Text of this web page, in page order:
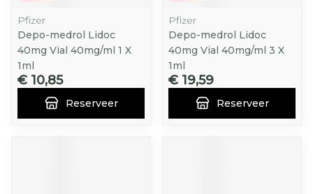
Pfizer
Depo-medrol Lidoc
40mg Vial 40mg/ml 1 X
1ml
€ 10,85
Reserveer
Pfizer
Depo-medrol Lidoc
40mg Vial 40mg/ml 3 X
1ml
€ 19,59
Reserveer